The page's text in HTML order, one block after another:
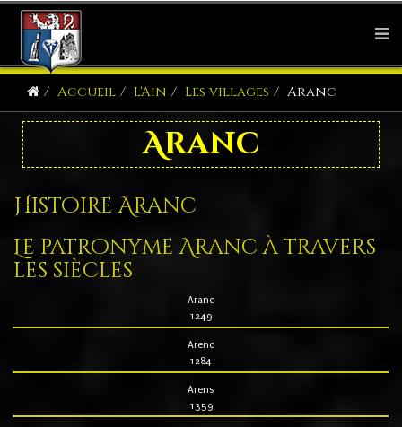
Accueil L'Ain Les villages Aranc
Aranc
Histoire Aranc
Le patronyme Aranc à travers
les siècles
Aranc
1249
Arenc
1284
Arens
1359